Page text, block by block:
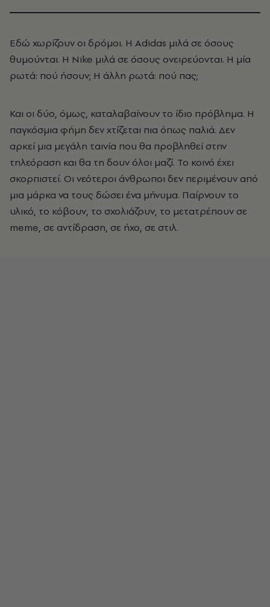
Εδώ χωρίζουν οι δρόμοι. Η Adidas μιλά σε όσους
θυμούνται. Η Nike μιλά σε όσους ονειρεύονται. Η μία
ρωτά: πού ήσουν; Η άλλη ρωτά: πού πας;
Και οι δύο, όμως, καταλαβαίνουν το ίδιο πρόβλημα. Η
παγκόσμια φήμη δεν χτίζεται πια όπως παλιά. Δεν
αρκεί μια μεγάλη ταινία που θα προβληθεί στην
τηλεόραση και θα τη δουν όλοι μαζί. Το κοινό έχει
σκορπιστεί. Οι νεότεροι άνθρωποι δεν περιμένουν από
μια μάρκα να τους δώσει ένα μήνυμα. Παίρνουν το
υλικό, το κόβουν, το σχολιάζουν, το μετατρέπουν σε
meme, σε αντίδραση, σε ήχο, σε στιλ.